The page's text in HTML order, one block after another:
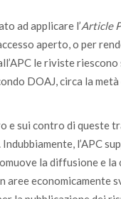
ad applicare l’Article
aperto, o per
le riviste
DOAJ, circa la
e sui contro di queste
Indubbiamente, l’APC
la diffusione e
aree economicamente